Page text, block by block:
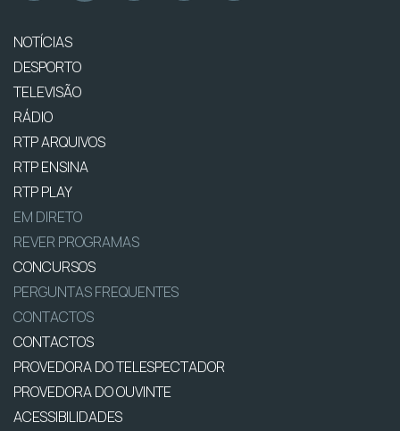
NOTÍCIAS
DESPORTO
TELEVISÃO
RÁDIO
RTP ARQUIVOS
RTP ENSINA
RTP PLAY
EM DIRETO
REVER PROGRAMAS
CONCURSOS
PERGUNTAS FREQUENTES
CONTACTOS
CONTACTOS
PROVEDORA DO TELESPECTADOR
PROVEDORA DO OUVINTE
ACESSIBILIDADES